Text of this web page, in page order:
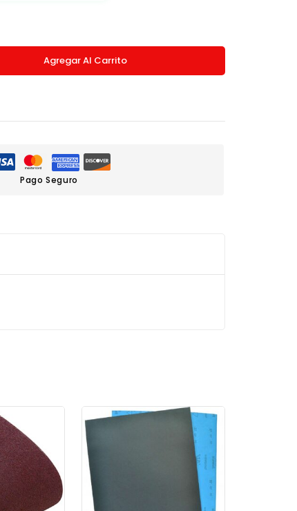
Agregar Al Carrito
Pago Seguro